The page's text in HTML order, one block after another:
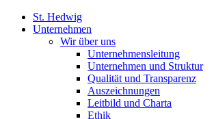
St. Hedwig
Unternehmen
Wir über uns
Unternehmensleitung
Unternehmen und Struktur
Qualität und Transparenz
Auszeichnungen
Leitbild und Charta
Ethik